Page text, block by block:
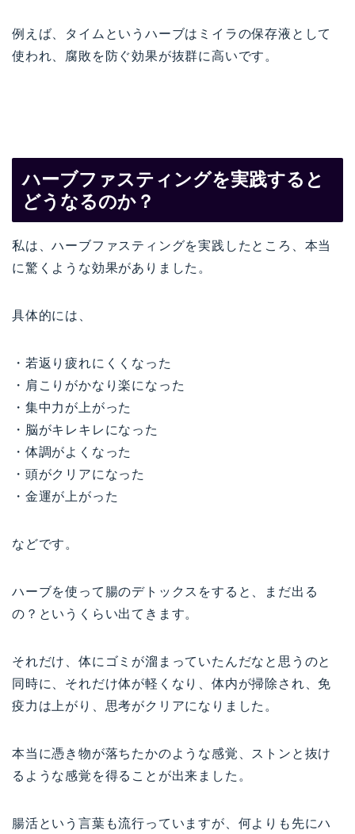
例えば、タイムというハーブはミイラの保存液として
使われ、腐敗を防ぐ効果が抜群に高いです。
ハーブファスティングを実践すると
どうなるのか？
私は、ハーブファスティングを実践したところ、本当
に驚くような効果がありました。
具体的には、
・若返り疲れにくくなった
・肩こりがかなり楽になった
・集中力が上がった
・脳がキレキレになった
・体調がよくなった
・頭がクリアになった
・金運が上がった
などです。
ハーブを使って腸のデトックスをすると、まだ出る
の？というくらい出てきます。
それだけ、体にゴミが溜まっていたんだなと思うのと
同時に、それだけ体が軽くなり、体内が掃除され、免
疫力は上がり、思考がクリアになりました。
本当に憑き物が落ちたかのような感覚、ストンと抜け
るような感覚を得ることが出来ました。
腸活という言葉も流行っていますが、何よりも先にハ